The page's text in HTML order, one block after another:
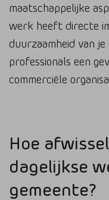
maatschappelijke
werk heeft directe
duurzaamheid van
professionals een
commerciële
Hoe
dagelijkse
gemeente?